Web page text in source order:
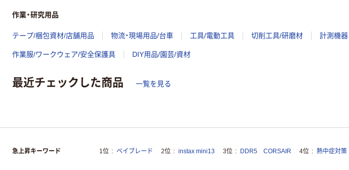
作業・研究用品
テープ/梱包資材/店舗用品 物流・現場用品/台車 工具/電動工具 切削工具/研磨材 計測機器
作業服/ワークウェア/安全保護具 DIY用品/園芸/資材
最近チェックした商品 一覧を見る
急上昇キーワード 1位 ベイブレード 2位 instax mini13 3位 DDR5 CORSAIR 4位 熱中症対策